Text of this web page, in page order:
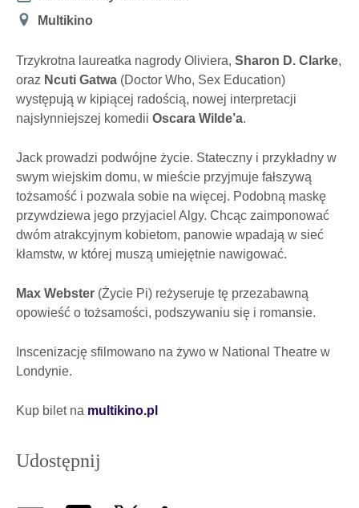
Miejsce
Multikino
Trzykrotna laureatka nagrody Oliviera, Sharon D. Clarke,
oraz Ncuti Gatwa (Doctor Who, Sex Education)
występują w kipiącej radością, nowej interpretacji
najsłynniejszej komedii Oscara Wilde’a.
Jack prowadzi podwójne życie. Stateczny i przykładny w
swym wiejskim domu, w mieście przyjmuje fałszywą
tożsamość i pozwala sobie na więcej. Podobną maskę
przywdziewa jego przyjaciel Algy. Chcąc zaimponować
dwóm atrakcyjnym kobietom, panowie wpadają w sieć
kłamstw, w której muszą umiejętnie nawigować.
Max Webster (Życie Pi) reżyseruje tę przezabawną
opowieść o tożsamości, podszywaniu się i romansie.
Inscenizację sfilmowano na żywo w National Theatre w
Londynie.
Kup bilet na multikino.pl
Udostępnij